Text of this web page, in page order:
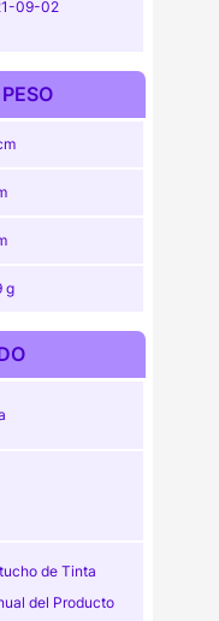
09-02
g
de Tinta
del Producto